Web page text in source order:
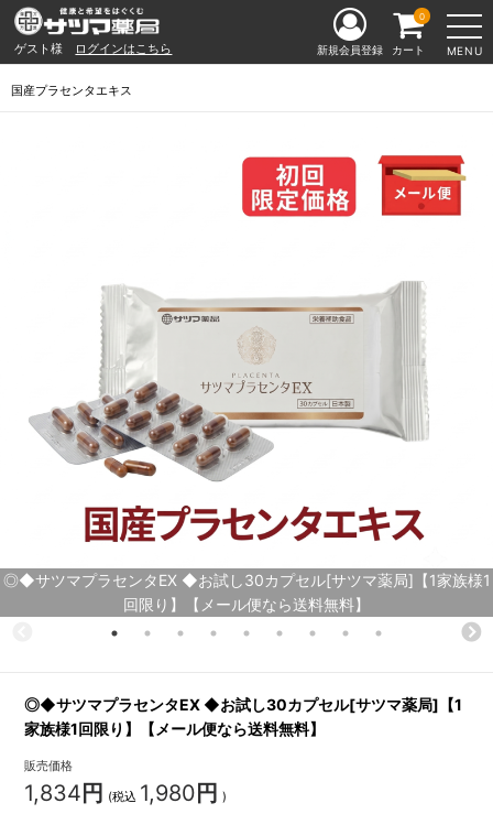
ゲスト様 ログインはこちら MENU
新規会員登録 カート
0
国産プラセンタエキス
◎◆サツマプラセンタEX ◆お試し30カプセル[サツマ薬局]【1家族様1
回限り】【メール便なら送料無料】
◎◆サツマプラセンタEX ◆お試し30カプセル[サツマ薬局]【1
家族様1回限り】【メール便なら送料無料】
販売価格
1,834 円 (税込 1,980 円 )